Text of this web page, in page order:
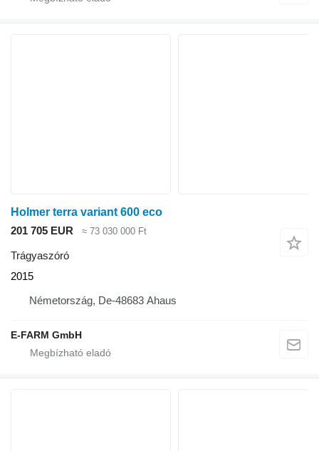
Holmer terra variant 600 eco
201 705 EUR
≈ 73 030 000 Ft
Trágyaszóró
2015
Németország, De-48683 Ahaus
E-FARM GmbH